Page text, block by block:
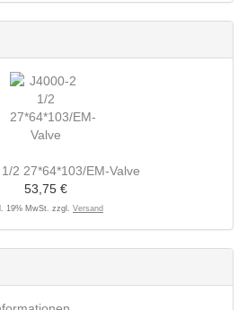
2 27*64*103/EM-Valve
53,75 €
19% MwSt. zzgl. Versand